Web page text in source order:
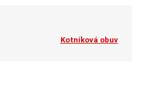
Kotníková obuv